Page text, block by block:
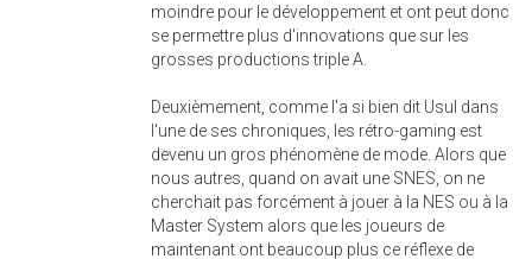
moindre pour le développement et ont peut donc
se permettre plus d'innovations que sur les
grosses productions triple A.
Deuxièmement, comme l'a si bien dit Usul dans
l'une de ses chroniques, les rétro-gaming est
devenu un gros phénomène de mode. Alors que
nous autres, quand on avait une SNES, on ne
cherchait pas forcément à jouer à la NES ou à la
Master System alors que les joueurs de
maintenant ont beaucoup plus ce réflexe de